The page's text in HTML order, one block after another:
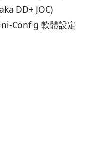
DD+ JOC)
Config 軟體設定